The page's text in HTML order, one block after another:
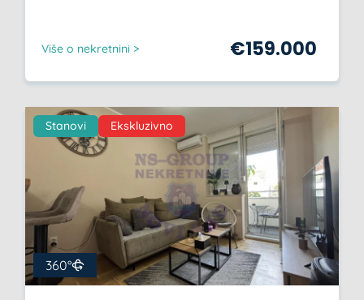
Više o nekretnini > €159.000
Stanovi Ekskluzivno
360°